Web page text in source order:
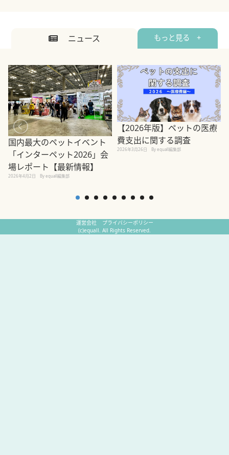
ニュース もっと見る +
国内最大のペットイベント
「インターペット2026」会
場レポート【最新情報】
2026年4月2日 By equall編集部
【2026年版】ペットの医療
費支出に関する調査
2026年3月26日 By equall編集部
運営会社
プライバシーポリシー
(c)equall. All Rights Reserved.